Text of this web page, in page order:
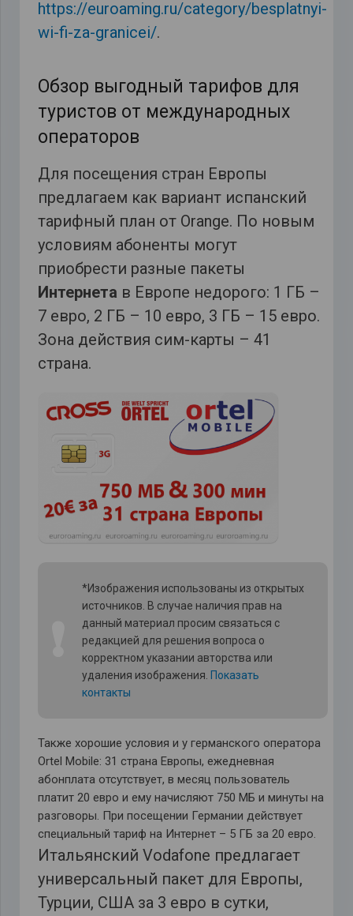
https://euroaming.ru/category/besplatnyi-
wi-fi-za-granicei/.
Обзор выгодный тарифов для
туристов от международных
операторов
Для посещения стран Европы
предлагаем как вариант испанский
тарифный план от Orange. По новым
условиям абоненты могут
приобрести разные пакеты
Интернета в Европе недорого: 1 ГБ –
7 евро, 2 ГБ – 10 евро, 3 ГБ – 15 евро.
Зона действия сим-карты – 41
страна.
*Изображения использованы из открытых
источников. В случае наличия прав на
данный материал просим связаться с
редакцией для решения вопроса о
корректном указании авторства или
удаления изображения. Показать
контакты
Также хорошие условия и у германского оператора
Ortel Mobile: 31 страна Европы, ежедневная
абонплата отсутствует, в месяц пользователь
платит 20 евро и ему начисляют 750 МБ и минуты на
разговоры. При посещении Германии действует
специальный тариф на Интернет – 5 ГБ за 20 евро.
Итальянский Vodafone предлагает
универсальный пакет для Европы,
Турции, США за 3 евро в сутки,